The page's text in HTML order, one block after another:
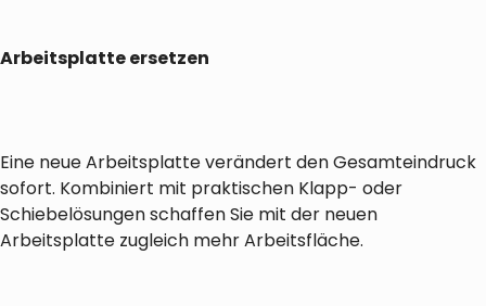
Arbeitsplatte ersetzen
Eine neue Arbeitsplatte verändert den Gesamteindruck
sofort. Kombiniert mit praktischen Klapp- oder
Schiebelösungen schaffen Sie mit der neuen
Arbeitsplatte zugleich mehr Arbeitsfläche.